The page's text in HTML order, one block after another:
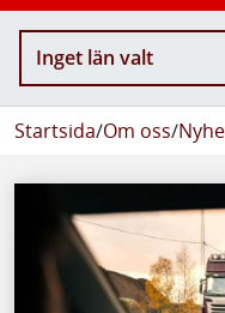
Inget län valt
Startsida/Om oss/